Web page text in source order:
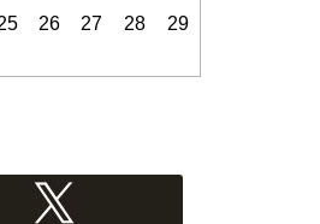
26 27 28
29